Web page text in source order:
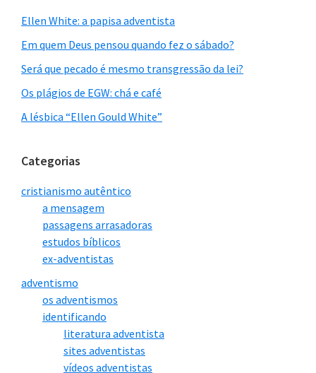
Ellen White: a papisa adventista
Em quem Deus pensou quando fez o sábado?
Será que pecado é mesmo transgressão da lei?
Os plágios de EGW: chá e café
A lésbica “Ellen Gould White”
Categorias
cristianismo autêntico
a mensagem
passagens arrasadoras
estudos bíblicos
ex-adventistas
adventismo
os adventismos
identificando
literatura adventista
sites adventistas
vídeos adventistas